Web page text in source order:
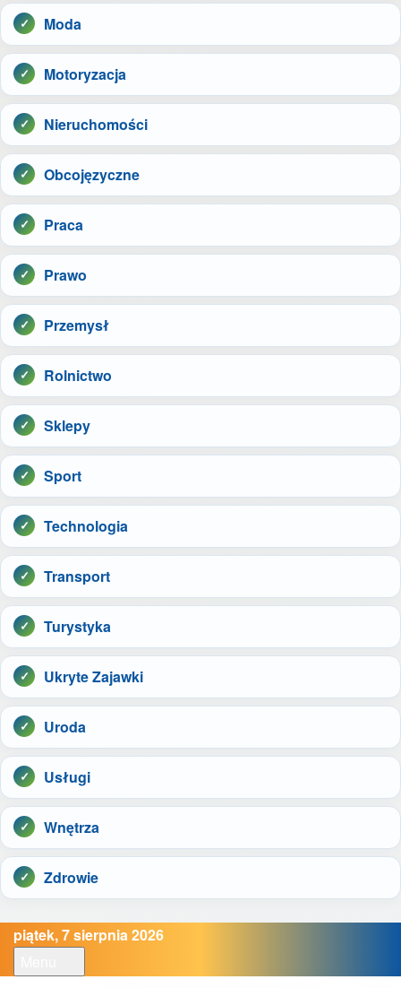
Moda
Motoryzacja
Nieruchomości
Obcojęzyczne
Praca
Prawo
Przemysł
Rolnictwo
Sklepy
Sport
Technologia
Transport
Turystyka
Ukryte Zajawki
Uroda
Usługi
Wnętrza
Zdrowie
piątek, 7 sierpnia 2026